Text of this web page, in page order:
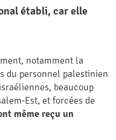
établi, car elle
notamment la
du personnel palestinien
beaucoup
Est, et forcées de
même reçu un